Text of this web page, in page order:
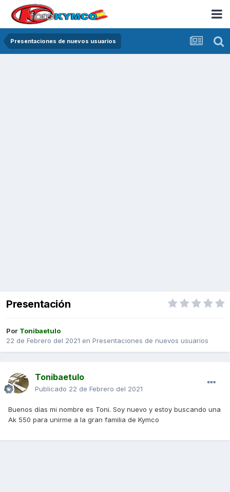
Presentaciones de nuevos usuarios
Presentación
Por Tonibaetulo
22 de Febrero del 2021 en Presentaciones de nuevos usuarios
Tonibaetulo
Publicado 22 de Febrero del 2021
Buenos días mi nombre es Toni. Soy nuevo y estoy buscando una
Ak 550 para unirme a la gran familia de Kymco